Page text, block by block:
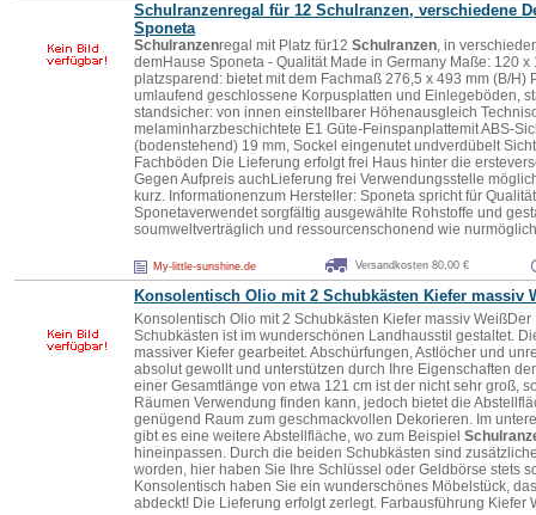
Schulranzenregal für 12 Schulranzen, verschiedene
Sponeta
Schulranzenregal mit Platz für12 Schulranzen, in
demHause Sponeta - Qualität Made in Germany Maße: 120 x
platzsparend: bietet mit dem Fachmaß 276,5 x 493 mm (B/H)
umlaufend geschlossene Korpusplatten und Einlegeböden,
standsicher: von innen einstellbarer Höhenausgleich
melaminharzbeschichtete E1 Güte-Feinspanplattemit ABS-
(bodenstehend) 19 mm, Sockel eingenutet undverdübelt
Fachböden Die Lieferung erfolgt frei Haus hinter die
Gegen Aufpreis auchLieferung frei Verwendungsstelle
kurz. Informationenzum Hersteller: Sponeta spricht für
Sponetaverwendet sorgfältig ausgewählte Rohstoffe und
soumweltverträglich und ressourcenschonend wie
My-little-sunshine.de Versandkosten 80,00 €
Konsolentisch Olio mit 2 Schubkästen Kiefer massiv
Konsolentisch Olio mit 2 Schubkästen Kiefer massiv
Schubkästen ist im wunderschönen Landhausstil gestaltet.
massiver Kiefer gearbeitet. Abschürfungen, Astlöcher und
absolut gewollt und unterstützen durch Ihre Eigenschaften
einer Gesamtlänge von etwa 121 cm ist der nicht sehr groß,
Räumen Verwendung finden kann, jedoch bietet die
genügend Raum zum geschmackvollen Dekorieren. Im
gibt es eine weitere Abstellfläche, wo zum Beispiel
hineinpassen. Durch die beiden Schubkästen sind
worden, hier haben Sie Ihre Schlüssel oder Geldbörse stets
Konsolentisch haben Sie ein wunderschönes Möbelstück,
abdeckt! Die Lieferung erfolgt zerlegt. Farbausführung Kiefer